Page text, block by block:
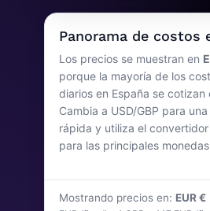
Imagen principal
Costo de
España
Última actualización:
Panorama de costos
Los precios se muestran en
porque la mayoría de los
diarios en España se cotizan
Cambia a USD/GBP para
rápida y utiliza el
para las principales
Mostrando precios en: EUR €